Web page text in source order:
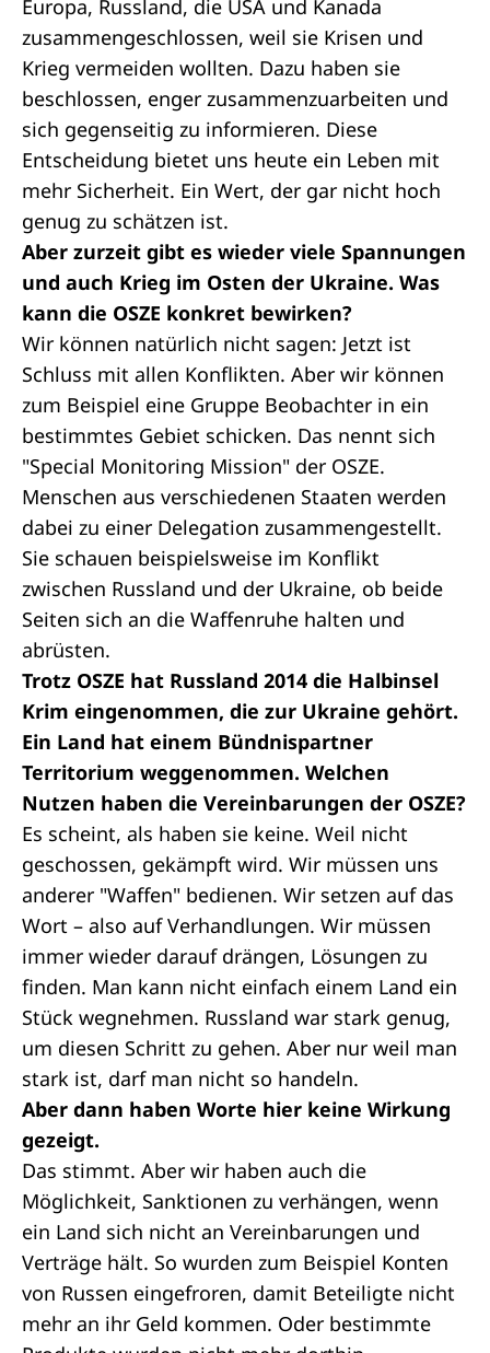
Europa, Russland, die USA und Kanada
zusammengeschlossen, weil sie Krisen und
Krieg vermeiden wollten. Dazu haben sie
beschlossen, enger zusammenzuarbeiten und
sich gegenseitig zu informieren. Diese
Entscheidung bietet uns heute ein Leben mit
mehr Sicherheit. Ein Wert, der gar nicht hoch
genug zu schätzen ist.
Aber zurzeit gibt es wieder viele Spannungen
und auch Krieg im Osten der Ukraine. Was
kann die OSZE konkret bewirken?
Wir können natürlich nicht sagen: Jetzt ist
Schluss mit allen Konflikten. Aber wir können
zum Beispiel eine Gruppe Beobachter in ein
bestimmtes Gebiet schicken. Das nennt sich
"Special Monitoring Mission" der OSZE.
Menschen aus verschiedenen Staaten werden
dabei zu einer Delegation zusammengestellt.
Sie schauen beispielsweise im Konflikt
zwischen Russland und der Ukraine, ob beide
Seiten sich an die Waffenruhe halten und
abrüsten.
Trotz OSZE hat Russland 2014 die Halbinsel
Krim eingenommen, die zur Ukraine gehört.
Ein Land hat einem Bündnispartner
Territorium weggenommen. Welchen
Nutzen haben die Vereinbarungen der OSZE?
Es scheint, als haben sie keine. Weil nicht
geschossen, gekämpft wird. Wir müssen uns
anderer "Waffen" bedienen. Wir setzen auf das
Wort – also auf Verhandlungen. Wir müssen
immer wieder darauf drängen, Lösungen zu
finden. Man kann nicht einfach einem Land ein
Stück wegnehmen. Russland war stark genug,
um diesen Schritt zu gehen. Aber nur weil man
stark ist, darf man nicht so handeln.
Aber dann haben Worte hier keine Wirkung
gezeigt.
Das stimmt. Aber wir haben auch die
Möglichkeit, Sanktionen zu verhängen, wenn
ein Land sich nicht an Vereinbarungen und
Verträge hält. So wurden zum Beispiel Konten
von Russen eingefroren, damit Beteiligte nicht
mehr an ihr Geld kommen. Oder bestimmte